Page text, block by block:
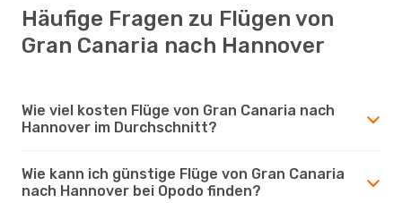
Häufige Fragen zu Flügen von
Gran Canaria nach Hannover
Wie viel kosten Flüge von Gran Canaria nach
Hannover im Durchschnitt?
Wie kann ich günstige Flüge von Gran Canaria
nach Hannover bei Opodo finden?